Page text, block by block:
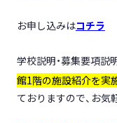
お申し込みはコチラ
学校説明・募集要項説
館1階の施設紹介を実
ておりますので、お気